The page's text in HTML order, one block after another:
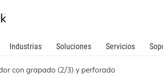
Industrias Soluciones Servicios
con grapado (2/3) y perforado